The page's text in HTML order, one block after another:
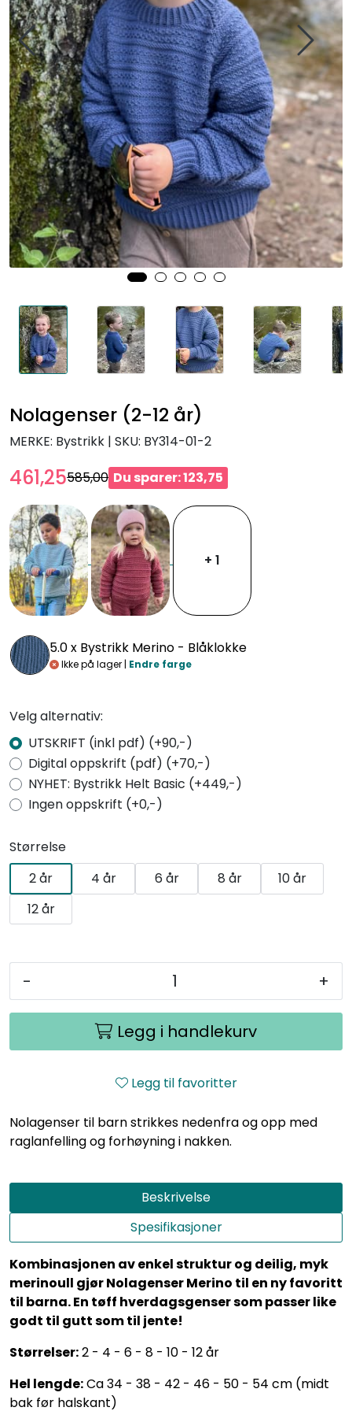
Nolagenser (2-12 år)
MERKE: Bystrikk | SKU: BY314-01-2
461,25585,00 Du sparer: 123,75
+ 1
5.0 x Bystrikk Merino - Blåklokke
Ikke på lager | Endre farge
Velg alternativ:
UTSKRIFT (inkl pdf) (+90,-)
Digital oppskrift (pdf) (+70,-)
NYHET: Bystrikk Helt Basic (+449,-)
Ingen oppskrift (+0,-)
Størrelse
2 år
4 år 6 år 8 år
10 år
12 år
- +
Legg i handlekurv
Legg til favoritter
Nolagenser til barn strikkes nedenfra og opp med
raglanfelling og forhøyning i nakken.
Beskrivelse
Spesifikasjoner
Kombinasjonen av enkel struktur og deilig, myk
merinoull gjør Nolagenser Merino til en ny favoritt
til barna. En tøff hverdagsgenser som passer like
godt til gutt som til jente!
Størrelser:2 - 4 - 6 - 8 - 10 - 12 år
Hel lengde:Ca 34 - 38 - 42 - 46 - 50 - 54 cm (midt
bak før halskant)